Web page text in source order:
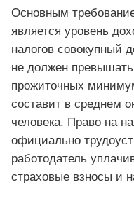
Основным
является уровень
налогов совокупный
не должен
прожиточных
составит в среднем
человека. Право на
официально
работодатель
страховые взносы и